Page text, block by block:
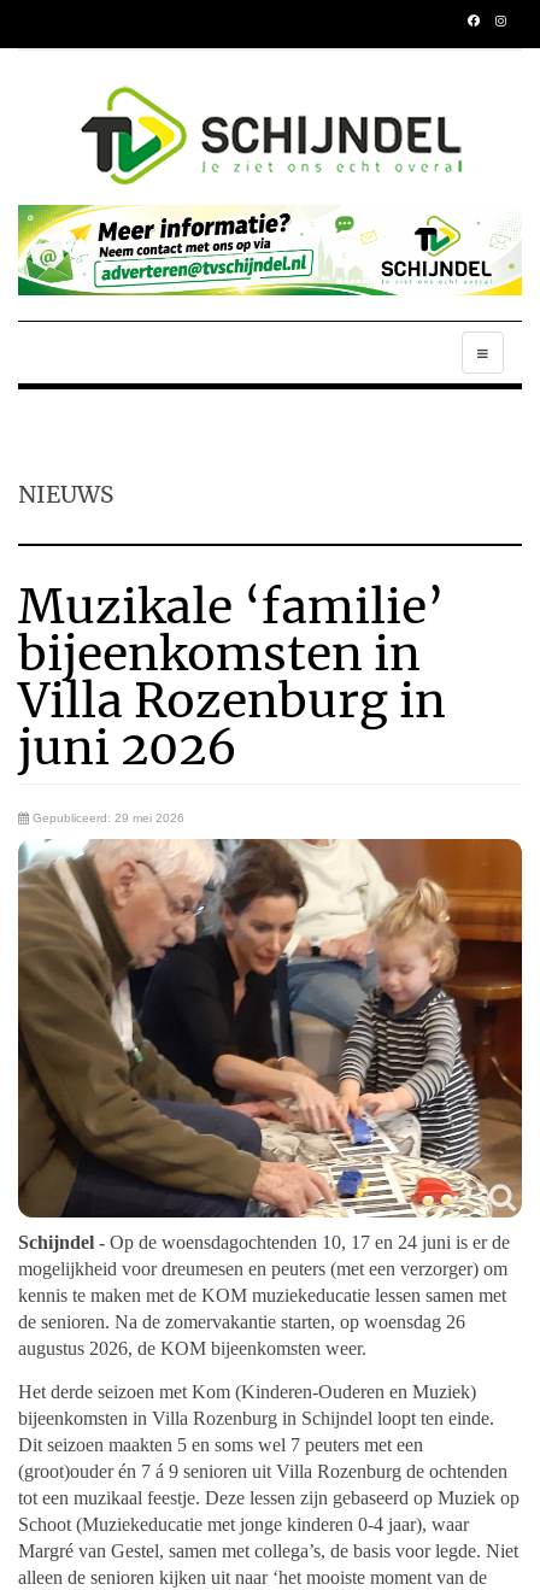
NIEUWS
Muzikale ‘familie’
bijeenkomsten in
Villa Rozenburg in
juni 2026
Gepubliceerd: 29 mei 2026
Schijndel - Op de woensdagochtenden 10, 17 en 24 juni is er de
mogelijkheid voor dreumesen en peuters (met een verzorger) om
kennis te maken met de KOM muziekeducatie lessen samen met
de senioren. Na de zomervakantie starten, op woensdag 26
augustus 2026, de KOM bijeenkomsten weer.
Het derde seizoen met Kom (Kinderen-Ouderen en Muziek)
bijeenkomsten in Villa Rozenburg in Schijndel loopt ten einde.
Dit seizoen maakten 5 en soms wel 7 peuters met een
(groot)ouder én 7 á 9 senioren uit Villa Rozenburg de ochtenden
tot een muzikaal feestje. Deze lessen zijn gebaseerd op Muziek op
Schoot (Muziekeducatie met jonge kinderen 0-4 jaar), waar
Margré van Gestel, samen met collega’s, de basis voor legde. Niet
alleen de senioren kijken uit naar ‘het mooiste moment van de